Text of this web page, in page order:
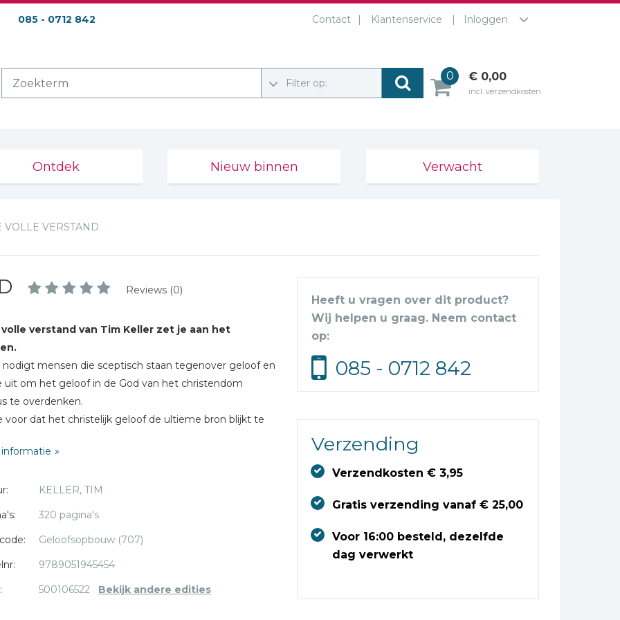
085 - 0712 842 Contact Klantenservice Inloggen
Filter op:
0 € 0,00
incl. verzendkosten
Ontdek Nieuw binnen Verwacht
VOLLE VERSTAND
Reviews (0)
volle verstand van Tim Keller zet je aan het
nodigt mensen die sceptisch staan tegenover geloof en
uit om het geloof in de God van het christendom
te overdenken.
voor dat het christelijk geloof de ultieme bron blijkt te
persoonlijke vrijheid, rechtvaardigheid en hoop?
verstandis geschreven voor de weifelaar die maar
kiezen en voor de seculiere scepticus. Het boek laat
dat meer dan ooit relevant is.
blijft Keller overeind als een effectief
KELLER, TIM
320 pagina's
Geloofsopbouw (707)
9789051945454
500106522 Bekijk andere edities
Heeft u vragen over dit product?
Wij helpen u graag. Neem contact
op:
085 - 0712 842
Verzending
Verzendkosten € 3,95
Gratis verzending vanaf € 25,00
Voor 16:00 besteld, dezelfde
dag verwerkt